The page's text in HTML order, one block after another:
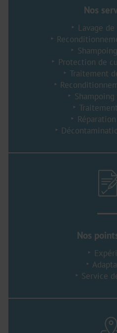
Nos
Lavage
Protection de
Traitement
Nos
Service